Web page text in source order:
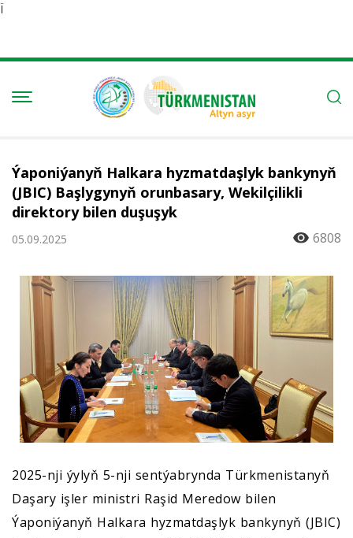
Ï
Ýaponiýanyň Halkara hyzmatdaşlyk bankynyň
(JBIC) Başlygynyň orunbasary, Wekilçilikli
direktory bilen duşuşyk
05.09.2025 6808
2025-nji ýylyň 5-nji sentýabrynda Türkmenistanyň
Daşary işler ministri Raşid Meredow bilen
Ýaponiýanyň Halkara hyzmatdaşlyk bankynyň (JBIC)